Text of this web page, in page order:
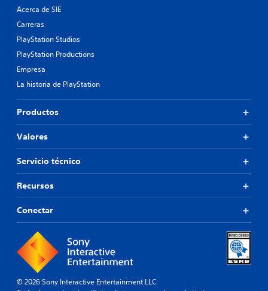
Acerca de SIE
Carreras
PlayStation Studios
PlayStation Productions
Empresa
La historia de PlayStation
Productos
Valores
Servicio técnico
Recursos
Conectar
© 2026 Sony Interactive Entertainment LLC